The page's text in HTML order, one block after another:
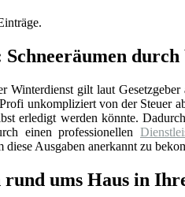
Schneeräumen
Winterdienst gilt laut Gesetzgeber
unkompliziert von der Steuer
erledigt werden könnte.
einen professionellen
Ausgaben anerkannt zu
rund ums Haus in